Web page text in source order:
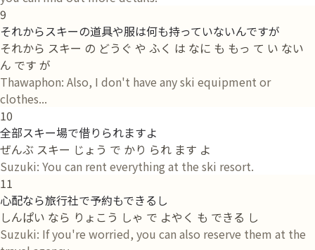
9
それからスキーの道具や服は何も持っていないんですが
それから スキー の どうぐ や ふく は なに も もっ て い ない
ん です が
Thawaphon: Also, I don't have any ski equipment or
clothes...
10
全部スキー場で借りられますよ
ぜんぶ スキー じょう で かり られ ます よ
Suzuki: You can rent everything at the ski resort.
11
心配なら旅行社で予約もできるし
しんぱい なら りょこう しゃ で よやく も できる し
Suzuki: If you're worried, you can also reserve them at the